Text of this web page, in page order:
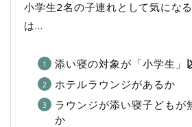
小学生2名の子連れとして気にな
は…
添い寝の対象が「小学生」
ホテルラウンジがあるか
ラウンジが添い寝子どもが
か